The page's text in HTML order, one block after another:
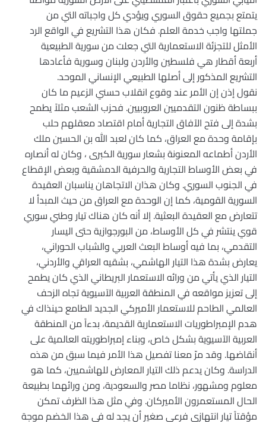
يتمتع بجميع حقوق السوري ويؤدي كل واجباته التي من
جملتها واجب خدمة العلم. فكان هذا التشريع في الواقع الرد
الأمثل للتجزئة الاستعمارية التي جعلت من سورية الطبيعية
أربعة أقطار هي فلسطين والأردن ولبنان وسورية فأعادها
التشريع المذكور إلى أصلها الطبيعي الإنساني الموحد.
نقول إذن إن الأمر عند وقوع انقلاب حسني الزعيم ما كان
ببساطة ظنون التقدميين العروبيين. فحزب الشعب مثلاً يطمح
بشدة إلى فتح الآفاق التجارية أمام اقتصاد معقلهم حلب
بإقامة وحدة مع العراق، كما كان لعبد الله بن الحسين ملك
الأردن أطماعه المعنونة بشعار سورية الكبرى ، وكان له أنصاره
في بعض الأوساط التجارية والحرفية الدمشقية وبعض الإقطاع
في الجنوب السوري. وكان هذان الاتجاهان يناسبان العقيدة
السورية القومية، كما إن الوحدة مع العراق من حيث المبدأ لا
تتعارض مع العقيدة البعثية. إلا أنه كان هناك تيار وطني سوري
قوي ينتشر في كل الأوساط، من البورجوازية حتى اليسار
التقدمي، بما فيه أوساط البعث العربي والشباب الحوراني،
يعارض بشدة هذا التيار الهاشمي، بشقيه العراقي والأردني،
التيار الذي يأتي من ورائه الاستعمار البريطاني الذي كان يطمح
إلى تعزيز مواقعه في المنطقة العربية الآسيوية تجاه الزحف
العالمي الطاحم للاستعمار الأميركي الجديد الطامع حينذاك في
هدم الإمبراطوريات الاستعمارية القديمة، بدءاً من المنطقة
العربية الآسيوية بشكل خاص، وبناء إمبراطوريته العالمية على
أنقاضها. وقد مرّ معنا تفصيل هذا الأمر فيما سبق من هذه
الدراسة. وكان يدعم ذلك التيار المعارض للهاشميين، كما هو
معلوم ومشهور، نظاما مصر والسعودية، ومن ورائهما بطبيعة
الحال المستعمرون الأميركان. وفي مثل هذا الظرف تمكن
مؤقتاً تيار انتهازي فرعي صغير أن يجد له في هذا الخضم موجة